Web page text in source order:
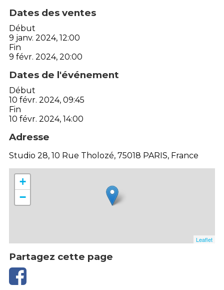
Dates des ventes
Début
9 janv. 2024, 12:00
Fin
9 févr. 2024, 20:00
Dates de l'événement
Début
10 févr. 2024, 09:45
Fin
10 févr. 2024, 14:00
Adresse
Studio 28, 10 Rue Tholozé, 75018 PARIS, France
+
−
Leaflet
Partagez cette page